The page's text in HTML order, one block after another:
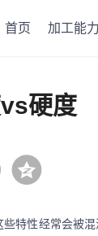
首页 加工能力
硬度
特性经常会被